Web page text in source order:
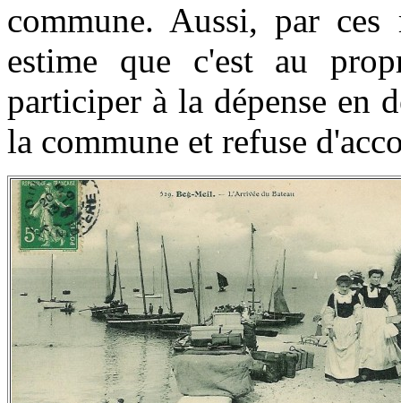
commune. Aussi, par
estime que c'est au
participer à la dépense en
la commune et refuse